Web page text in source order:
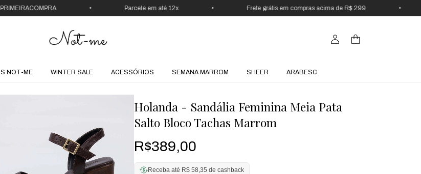
Parcele em até 12x Frete grátis em compras acima de R$ 299
NOT-ME WINTER SALE ACESSÓRIOS SEMANA MARROM SHEER ARABESC
Holanda - Sandália Feminina Meia Pata
Salto Bloco Tachas Marrom
R$389,00
Receba até R$ 58,35 de cashback